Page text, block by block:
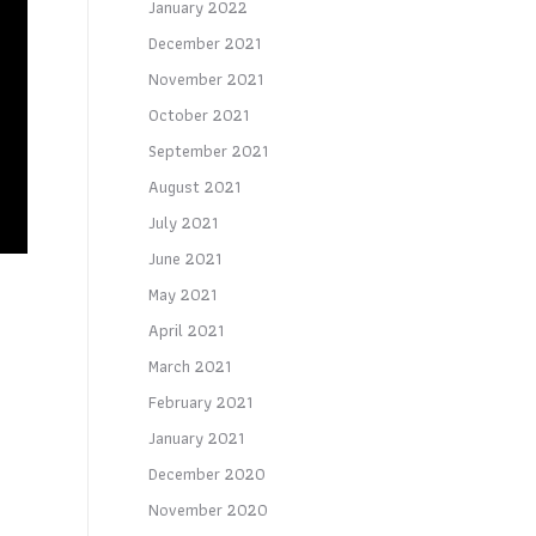
January 2022
December 2021
November 2021
October 2021
September 2021
August 2021
July 2021
June 2021
May 2021
April 2021
March 2021
February 2021
January 2021
December 2020
November 2020